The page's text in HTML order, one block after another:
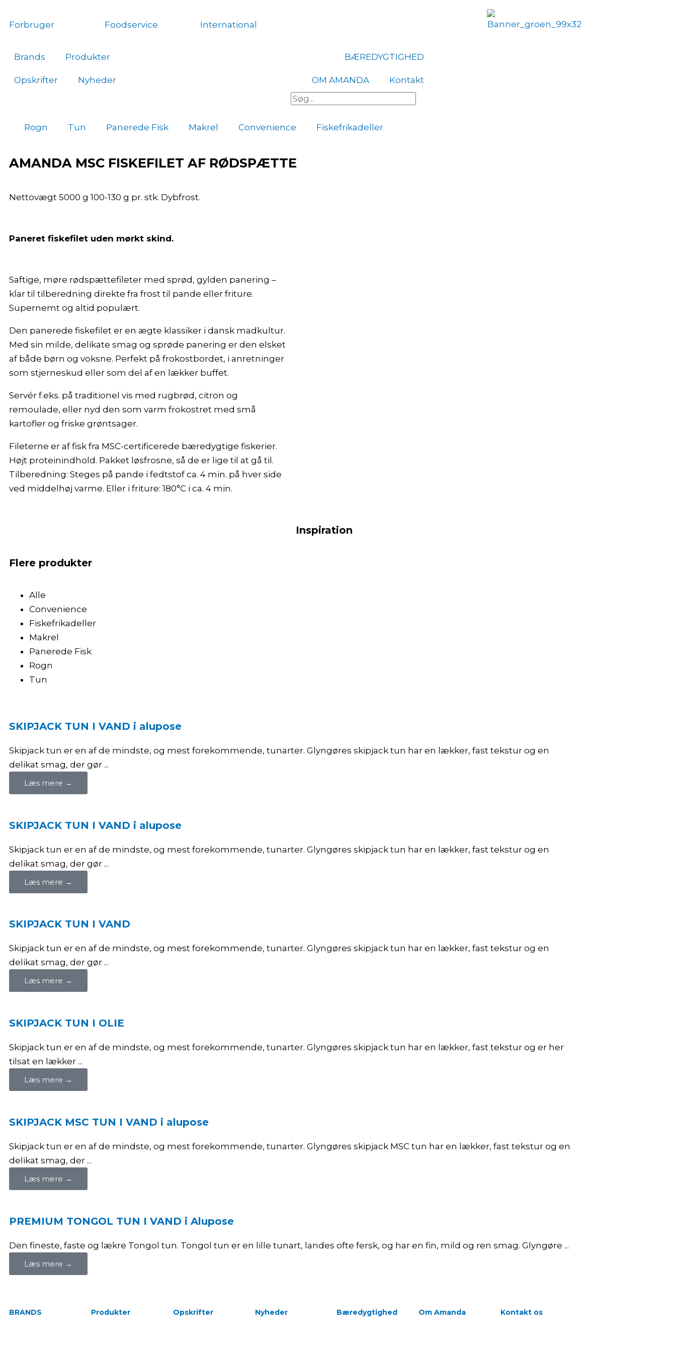
tilForbruger Foodservice International
Brands Produkter
Opskrifter Nyheder
BÆREDYGTIGHED
OM AMANDA
Kontakt
Søg
Rogn Tun Panerede Fisk Makrel Convenience Fiskefrikadeller
AMANDA MSC FISKEFILET AF RØDSPÆTTE
Nettovægt 5000 g 100-130 g pr. stk. Dybfrost.
Paneret fiskefilet uden mørkt skind.
Saftige, møre rødspættefileter med sprød, gylden panering –
klar til tilberedning direkte fra frost til pande eller friture.
Supernemt og altid populært.
Den panerede fiskefilet er en ægte klassiker i dansk madkultur.
Med sin milde, delikate smag og sprøde panering er den elsket
af både børn og voksne. Perfekt på frokostbordet, i anretninger
som stjerneskud eller som del af en lækker buffet.
Servér f.eks. på traditionel vis med rugbrød, citron og
remoulade, eller nyd den som varm frokostret med små
kartofler og friske grøntsager.
Fileterne er af fisk fra MSC-certificerede bæredygtige fiskerier.
Højt proteinindhold. Pakket løsfrosne, så de er lige til at gå til.
Tilberedning: Steges på pande i fedtstof ca. 4 min. på hver side
ved middelhøj varme. Eller i friture: 180°C i ca. 4 min.
Inspiration
Flere produkter
Alle
Convenience
Fiskefrikadeller
Makrel
Panerede Fisk
Rogn
Tun
SKIPJACK TUN I VAND i alupose
Skipjack tun er en af de mindste, og mest forekommende, tunarter. Glyngøres skipjack tun har en lækker, fast tekstur og en
delikat smag, der gør ...
Læs mere →
SKIPJACK TUN I VAND i alupose
Skipjack tun er en af de mindste, og mest forekommende, tunarter. Glyngøres skipjack tun har en lækker, fast tekstur og en
delikat smag, der gør ...
Læs mere →
SKIPJACK TUN I VAND
Skipjack tun er en af de mindste, og mest forekommende, tunarter. Glyngøres skipjack tun har en lækker, fast tekstur og en
delikat smag, der gør ...
Læs mere →
SKIPJACK TUN I OLIE
Skipjack tun er en af de mindste, og mest forekommende, tunarter. Glyngøres skipjack tun har en lækker, fast tekstur og er her
tilsat en lækker ...
Læs mere →
SKIPJACK MSC TUN I VAND i alupose
Skipjack tun er en af de mindste, og mest forekommende, tunarter. Glyngøres skipjack MSC tun har en lækker, fast tekstur og en
delikat smag, der ...
Læs mere →
PREMIUM TONGOL TUN I VAND i Alupose
Den fineste, faste og lækre Tongol tun. Tongol tun er en lille tunart, landes ofte fersk, og har en fin, mild og ren smag. Glyngøre ...
Læs mere →
BRANDS Produkter Opskrifter Nyheder Bæredygtighed Om Amanda Kontakt os